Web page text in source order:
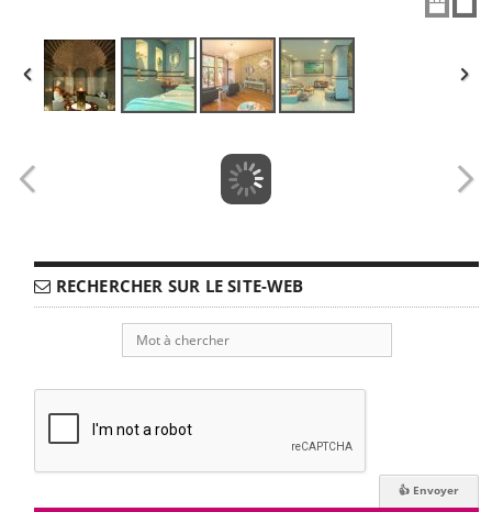
RECHERCHER SUR LE SITE-WEB